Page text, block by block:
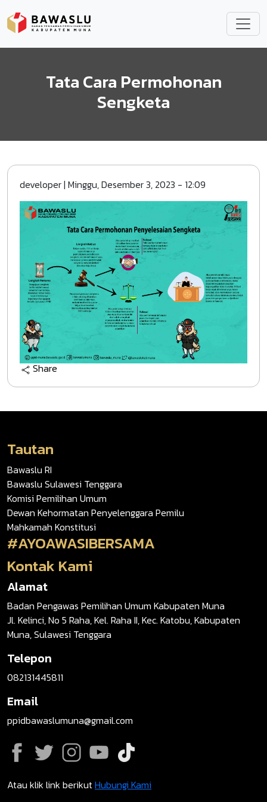
Tata Cara Permohonan
Sengketa
developer| Minggu, Desember 3, 2023 - 12:09
Share
Tautan
Bawaslu RI
Bawaslu Sulawesi Tenggara
Komisi Pemilihan Umum
Dewan Kehormatan Penyelenggara Pemilu
Mahkamah Konstitusi
#AYOAWASIBERSAMA
Kontak Kami
Alamat
Badan Pengawas Pemilihan Umum Kabupaten Muna
Jl. Kelinci, No 5 Raha, Kel. Raha II, Kec. Katobu, Kabupaten
Muna, Sulawesi Tenggara
Telepon
082131445811
Email
ppidbawaslumuna@gmail.com
Atau klik link berikutHubungi Kami